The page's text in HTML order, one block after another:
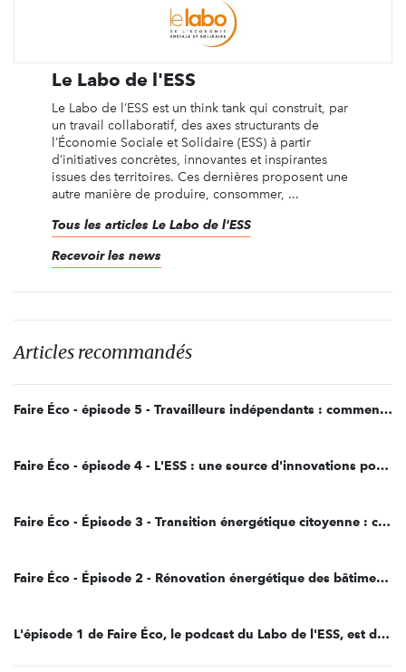
Le Labo de l'ESS
Le Labo de l’ESS est un think tank qui construit, par
un travail collaboratif, des axes structurants de
l’Économie Sociale et Solidaire (ESS) à partir
d’initiatives concrètes, innovantes et inspirantes
issues des territoires. Ces dernières proposent une
autre manière de produire, consommer, ...
Tous les articles Le Labo de l'ESS
Recevoir les news
Articles recommandés
Faire Éco - épisode 5 - Travailleurs indépendants : comment allier liberté et protection ?
Faire Éco - épisode 4 - L'ESS : une source d'innovations pour des emplois de qualité !
Faire Éco - Épisode 3 - Transition énergétique citoyenne : c’est possible !
Faire Éco - Épisode 2 - Rénovation énergétique des bâtiments : un levier de la transition écologique
L'épisode 1 de Faire Éco, le podcast du Labo de l'ESS, est disponible !